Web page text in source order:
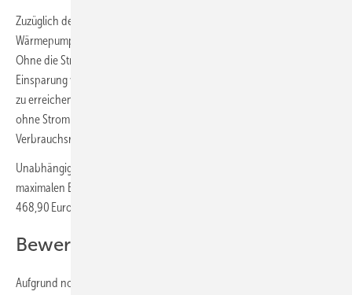
Zuzüglich des Messpreises ergeben sich dann für den
Wärmepumpenbetrieb rechnerisch Stromkosten von 2095,51 Euro/a.
Ohne die Strompreisbremse müsste statt 10 % Einsparung eine
Einsparung von 25,5 % realisiert werden, um die gleichen Stromkosten
zu erreichen. Bei einer Einsparung von 10 % würden die Stromkosten
ohne Strompreisbremse 2564,41 Euro/a betragen, ohne
Verbrauchsreduktion wären es dann 2848,03 Euro/a.
Unabhängig vom realen Verbrauch würde die Entlastung bis zu einer
maximalen Einsparung von 20 % mit den getroffenen Annahmen
468,90 Euro betragen.
Bewertung
Aufgrund noch laufender Verträge sind aktuell die Energiepreise für